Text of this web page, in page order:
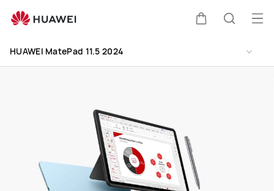
MatePad
2024
เปิด
เมนู
HUAWEI MatePad 11.5 2024